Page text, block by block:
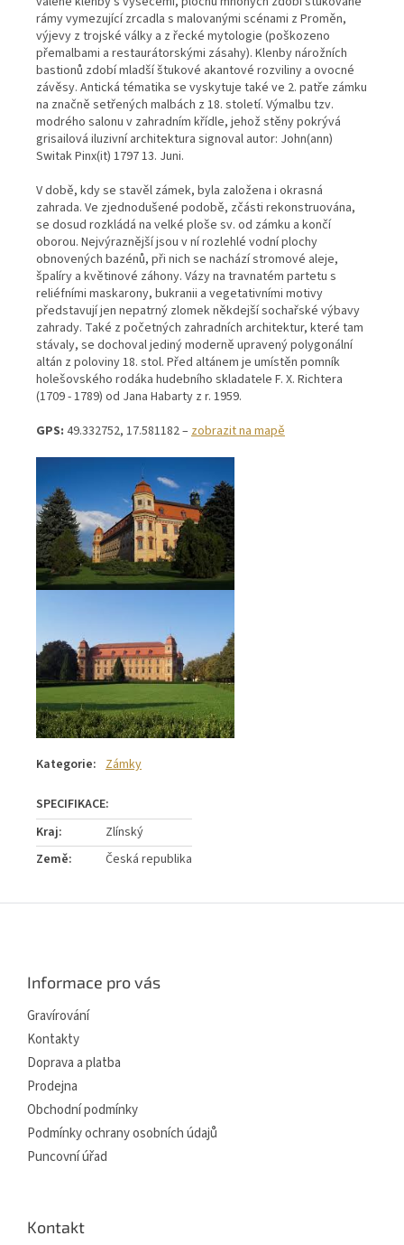
rámy vymezující zrcadla s malovanými scénami z Proměn,
výjevy z trojské války a z řecké mytologie (poškozeno
přemalbami a restaurátorskými zásahy). Klenby nárožních
bastionů zdobí mladší štukové akantové rozviliny a ovocné
závěsy. Antická tématika se vyskytuje také ve 2. patře zámku
na značně setřených malbách z 18. století. Výmalbu tzv.
modrého salonu v zahradním křídle, jehož stěny pokrývá
grisailová iluzivní architektura signoval autor: John(ann)
Switak Pinx(it) 1797 13. Juni.
V době, kdy se stavěl zámek, byla založena i okrasná
zahrada. Ve zjednodušené podobě, zčásti rekonstruována,
se dosud rozkládá na velké ploše sv. od zámku a končí
oborou. Nejvýraznější jsou v ní rozlehlé vodní plochy
obnovených bazénů, při nich se nachází stromové aleje,
špalíry a květinové záhony. Vázy na travnatém partetu s
reliéfními maskarony, bukranii a vegetativními motivy
představují jen nepatrný zlomek někdejší sochařské výbavy
zahrady. Také z početných zahradních architektur, které tam
stávaly, se dochoval jediný moderně upravený polygonální
altán z poloviny 18. stol. Před altánem je umístěn pomník
holešovského rodáka hudebního skladatele F. X. Richtera
(1709 - 1789) od Jana Habarty z r. 1959.
GPS: 49.332752, 17.581182 –zobrazit na mapě
Kategorie: Zámky
Kraj:
Zlínský
Země: Česká republika
Informace pro vás
Gravírování
Kontakty
Doprava a platba
Prodejna
Obchodní podmínky
Podmínky ochrany osobních údajů
Puncovní úřad
Kontakt